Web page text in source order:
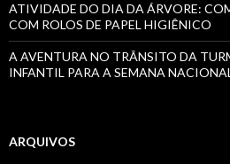
ATIVIDADE DO DIA DA ÁRVORE:
COM ROLOS DE PAPEL HIGIÊNICO
A AVENTURA NO TRÂNSITO DA
INFANTIL PARA A SEMANA
ARQUIVOS